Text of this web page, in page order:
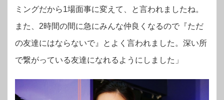
ミングだから1場面事に変えて、と言われましたね。
また、2時間の間に急にみんな仲良くなるので『ただ
の友達にはならないで』とよく言われました。深い所
で繋がっている友達になれるようにしました」